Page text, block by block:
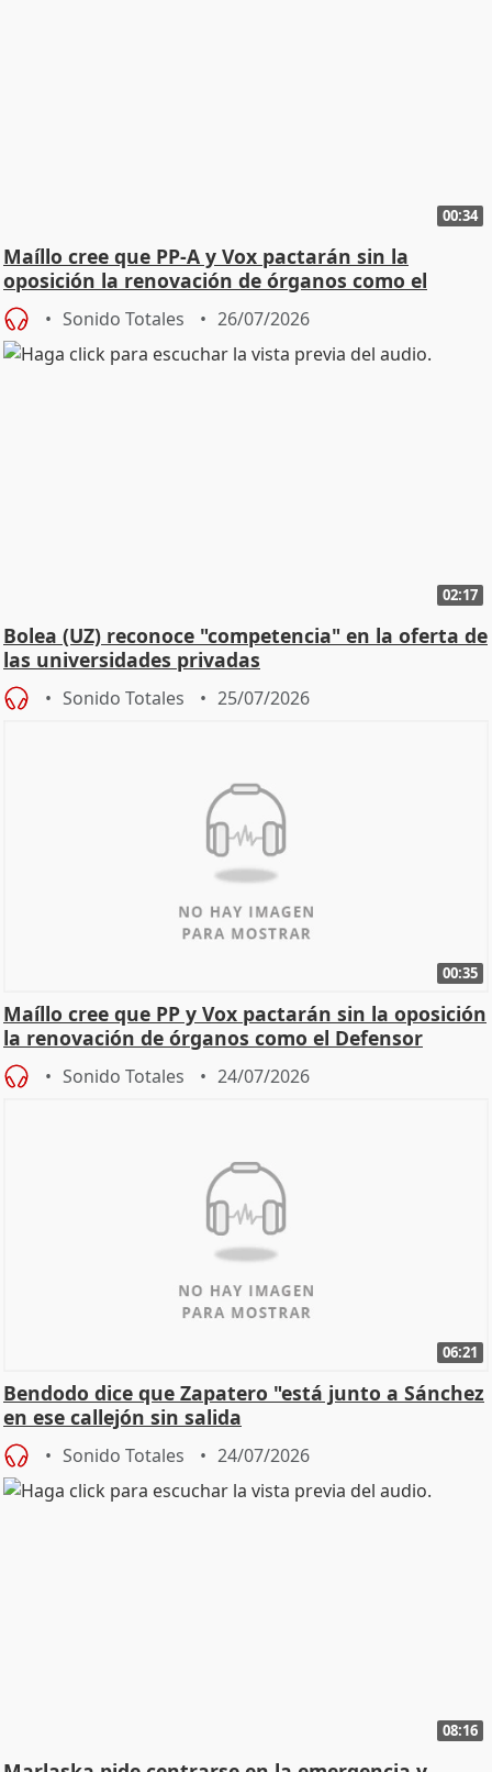
00:34
Maíllo cree que PP-A y Vox pactarán sin la
oposición la renovación de órganos como el
Defensor
Sonido Totales 26/07/2026
02:17
Bolea (UZ) reconoce "competencia" en la oferta de
las universidades privadas
Sonido Totales 25/07/2026
00:35
Maíllo cree que PP y Vox pactarán sin la oposición
la renovación de órganos como el Defensor
Sonido Totales 24/07/2026
06:21
Bendodo dice que Zapatero "está junto a Sánchez
en ese callejón sin salida
Sonido Totales 24/07/2026
08:16